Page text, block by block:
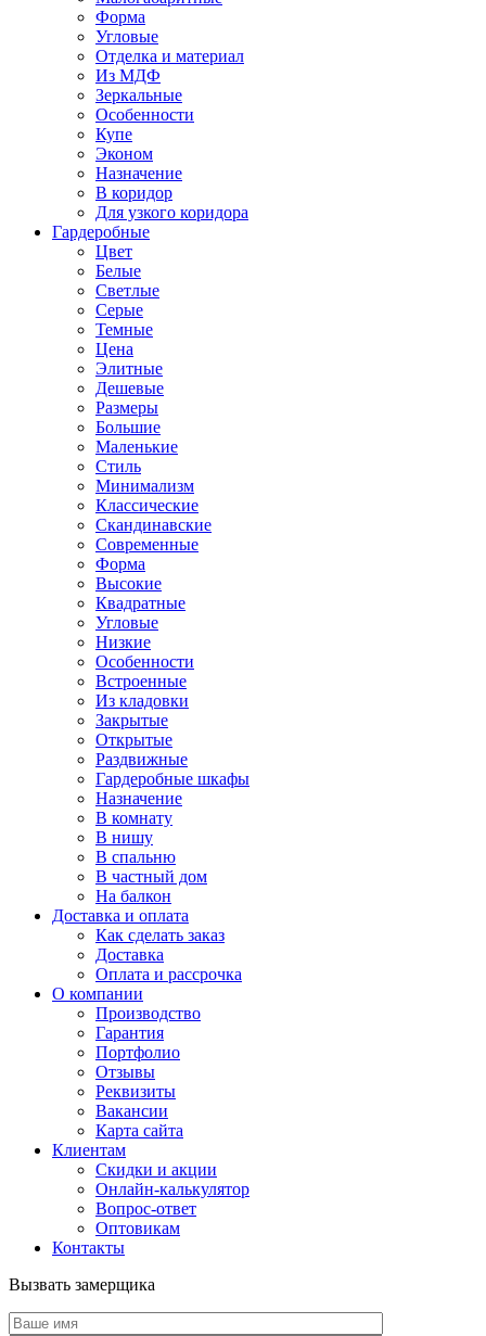
Форма
Угловые
Отделка и материал
Из МДФ
Зеркальные
Особенности
Купе
Эконом
Назначение
В коридор
Для узкого коридора
Гардеробные
Цвет
Белые
Светлые
Серые
Темные
Цена
Элитные
Дешевые
Размеры
Большие
Маленькие
Стиль
Минимализм
Классические
Скандинавские
Современные
Форма
Высокие
Квадратные
Угловые
Низкие
Особенности
Встроенные
Из кладовки
Закрытые
Открытые
Раздвижные
Гардеробные шкафы
Назначение
В комнату
В нишу
В спальню
В частный дом
На балкон
Доставка и оплата
Как сделать заказ
Доставка
Оплата и рассрочка
О компании
Производство
Гарантия
Портфолио
Отзывы
Реквизиты
Вакансии
Карта сайта
Клиентам
Скидки и акции
Онлайн-калькулятор
Вопрос-ответ
Оптовикам
Контакты
Вызвать замерщика